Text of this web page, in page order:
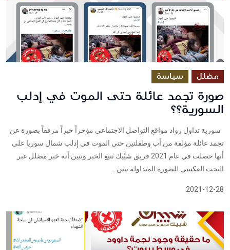
مضلل سياسة
صورة تجمد عائلة حتى الموت في إدلب
السورية؟؟ ‎
سورية ‎تداول رواد مواقع التواصل الاجتماعي مؤخراً خبراً مرفقاً بصورة عن
تجمد عائلة مؤلفة من أب وطفلتين حتى الموت في إدلب شمال سوريا على
أنها حصلت في عام 2021 ‎فريق شيِّيك تتبع الخبر وتبين أنه خبر مضلل ‎عبر
البحث العكسي للصورة المتداولة تبين...
2021-12-28